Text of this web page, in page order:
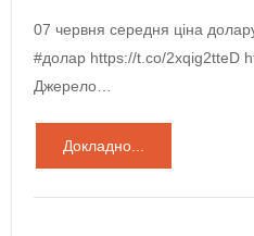
07 червня середня ціна
#долар https://t.co/2xqig2tteD
Джерело…
Докладно...